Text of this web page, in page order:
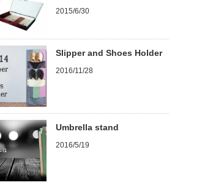
2015/6/30
Slipper and Shoes Holder
2016/11/28
Umbrella stand
2016/5/19